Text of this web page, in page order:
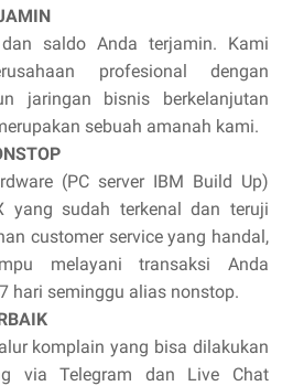
saldo Anda terjamin. Kami
profesional dengan
jaringan bisnis berkelanjutan
sebuah amanah kami.
(PC server IBM Build Up)
yang sudah terkenal dan teruji
customer service yang handal,
melayani transaksi Anda
hari seminggu alias nonstop.
komplain yang bisa dilakukan
via Telegram dan Live Chat